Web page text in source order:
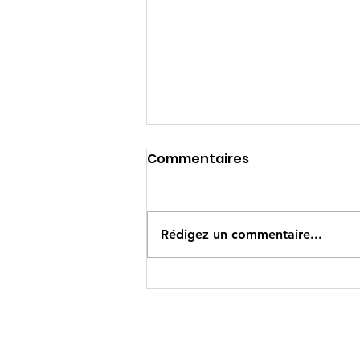
Newsletter Décembre
Commentaires
Rédigez un commentaire...